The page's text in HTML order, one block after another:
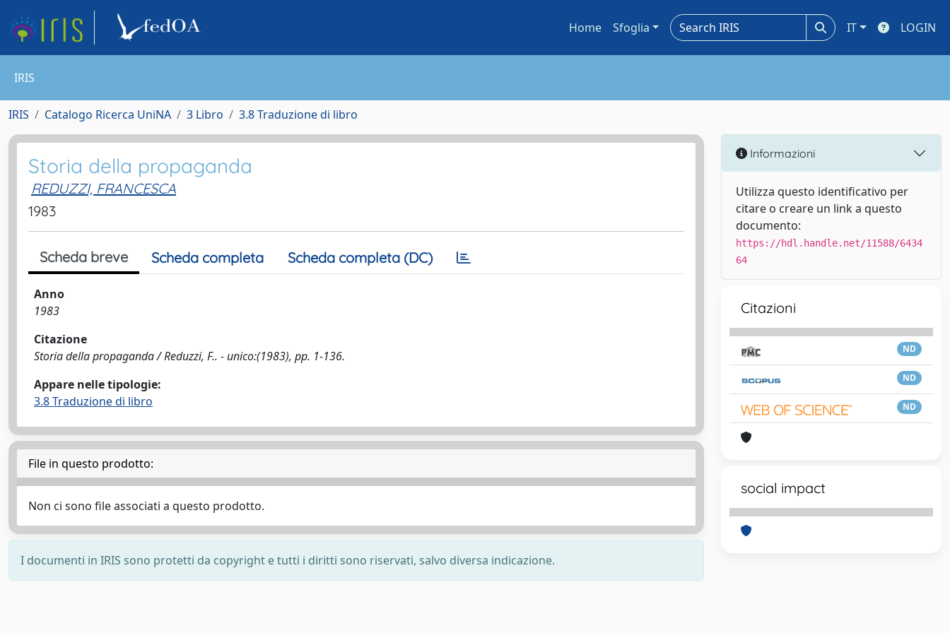
Home Sfoglia IT LOGIN
IRIS
IRIS Catalogo Ricerca UniNA 3 Libro 3.8 Traduzione di libro
Storia della propaganda
REDUZZI, FRANCESCA
1983
Scheda breve Scheda completa Scheda completa (DC)
Anno
1983
Citazione
Storia della propaganda / Reduzzi, F.. - unico:(1983), pp. 1-136.
Appare nelle tipologie:
3.8 Traduzione di libro
File in questo prodotto:
Non ci sono file associati a questo prodotto.
I documenti in IRIS sono protetti da copyright e tutti i diritti sono riservati, salvo diversa indicazione.
Informazioni
Utilizza questo identificativo per
citare o creare un link a questo
documento:
https://hdl.handle.net/11588/6434
64
Citazioni
ND
ND
ND
social impact